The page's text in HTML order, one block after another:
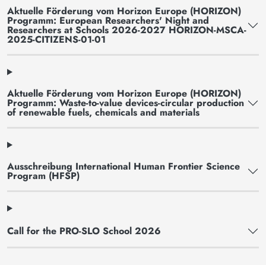
Aktuelle Förderung vom Horizon Europe (HORIZON)
Programm: European Researchers' Night and
Researchers at Schools 2026-2027 HORIZON-MSCA-
2025-CITIZENS-01-01
Aktuelle Förderung vom Horizon Europe (HORIZON)
Programm: Waste-to-value devices-circular production
of renewable fuels, chemicals and materials
Ausschreibung International Human Frontier Science
Program (HFSP)
Call for the PRO-SLO School 2026